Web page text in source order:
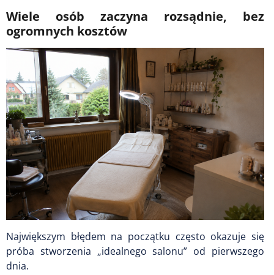
Wiele osób zaczyna rozsądnie, bez
ogromnych kosztów
Największym błędem na początku często okazuje się
próba stworzenia „idealnego salonu” od pierwszego
dnia.